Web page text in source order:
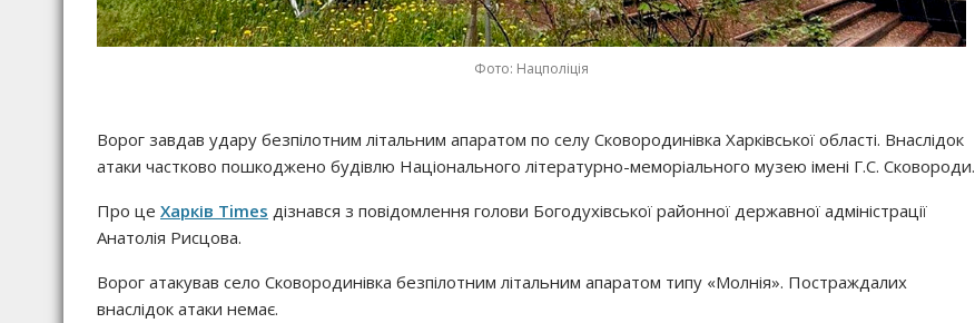
Фото: Нацполіція
Ворог завдав удару безпілотним літальним апаратом по селу Сковородинівка Харківської області. Внаслідок
атаки частково пошкоджено будівлю Національного літературно-меморіального музею імені Г.С. Сковороди.
Про це Харків Times дізнався з повідомлення голови Богодухівської районної державної адміністрації
Анатолія Рисцова.
Ворог атакував село Сковородинівка безпілотним літальним апаратом типу «Молнія». Постраждалих
внаслідок атаки немає.